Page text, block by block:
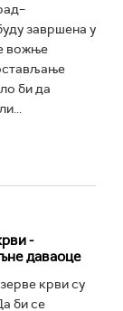
завршена у
вожње
би да
-
даваоце
крви су
би се